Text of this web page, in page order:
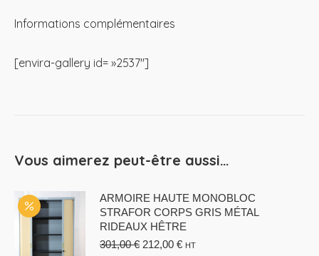
Informations complémentaires
[envira-gallery id= »2537″]
Vous aimerez peut-être aussi…
ARMOIRE HAUTE MONOBLOC
STRAFOR CORPS GRIS MÉTAL
RIDEAUX HÊTRE
301,00€ Le
212,00 €Le
HT